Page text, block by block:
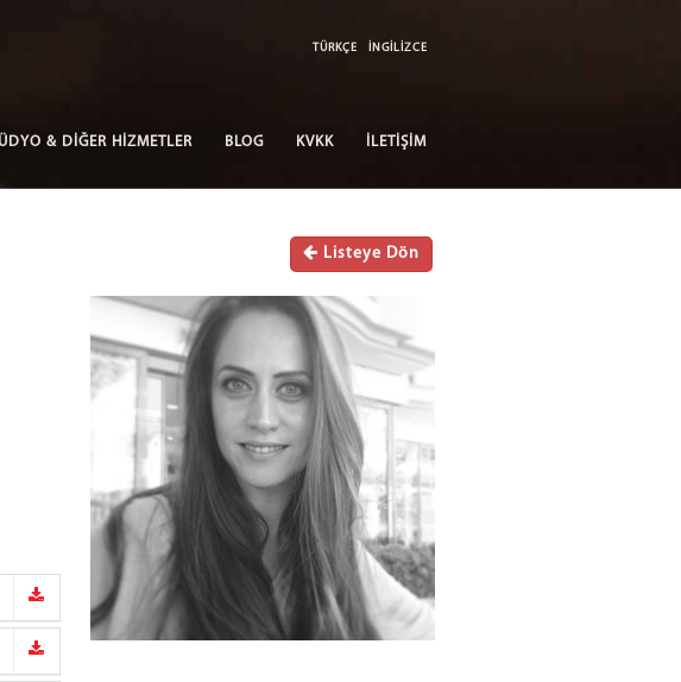
TÜRKÇE İNGİLİZCE
& DİĞER HİZMETLER BLOG KVKK İLETİŞİM
Listeye Dön